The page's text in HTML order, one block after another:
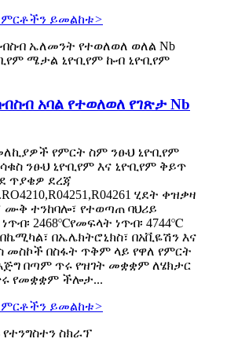
ይመልከቱ>
አባል የተወለወለ የገጽታ Nb
የምርት ስም ንፁህ ኒዮቢየም
ንፁህ ኒዮቢየም እና ኒዮቢየም ቅይጥ
ጥያቄዎ ደረጃ
ሂደት ቀዝቃዛ
ሙቅ ተንከባሎ፣ የተወጣጠ ባህሪይ
2468℃የመፍላት ነጥብ፡ 4744℃
በኬሚካል፣ በኤሌክትሮኒክስ፣ በአቪዬሽን እና
መስኮች በስፋት ጥቅም ላይ የዋለ የምርት
በጣም ጥሩ የዝገት መቋቋም ለሄክታር
የመቋቋም ችሎታ...
ይመልከቱ>